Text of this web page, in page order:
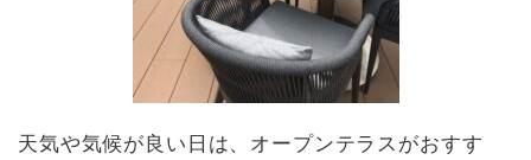
天気や気候が良い日は、オープンテラスがおすす